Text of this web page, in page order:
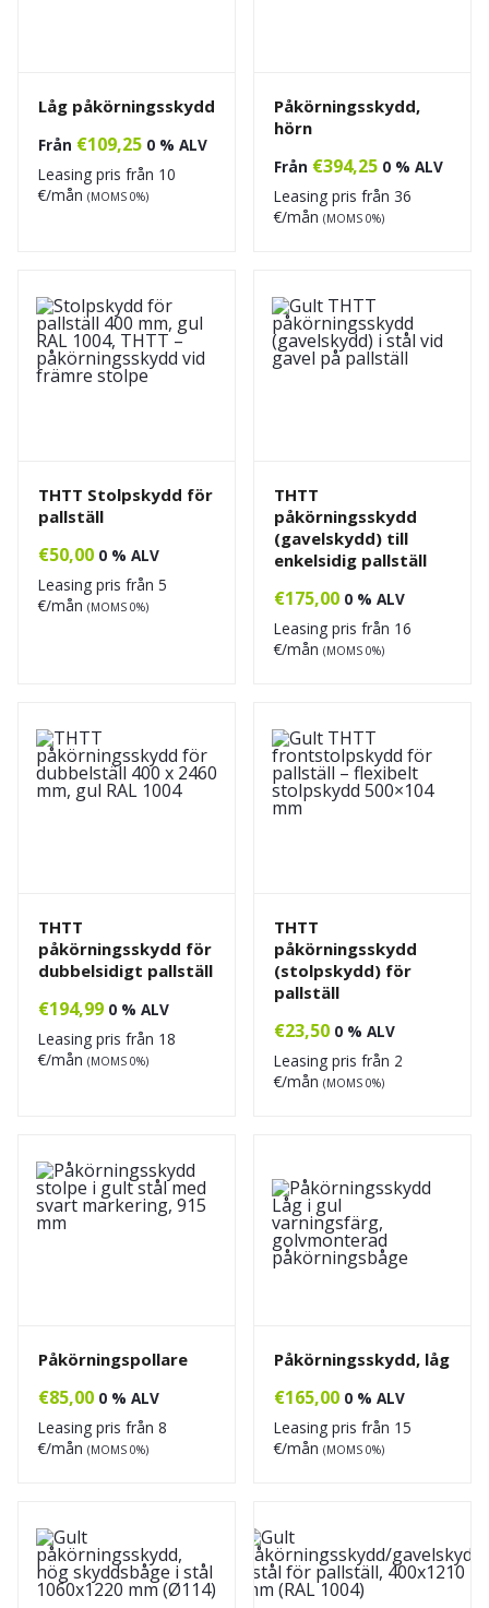
Låg påkörningsskydd
Från €109,25 0 % ALV
Leasing pris från 10
€/mån (MOMS 0%)
Påkörningsskydd,
hörn
Från €394,25 0 % ALV
Leasing pris från 36
€/mån (MOMS 0%)
THTT Stolpskydd för
pallställ
€50,00 0 % ALV
Leasing pris från 5
€/mån (MOMS 0%)
THTT
påkörningsskydd
(gavelskydd) till
enkelsidig pallställ
€175,00 0 % ALV
Leasing pris från 16
€/mån (MOMS 0%)
THTT
påkörningsskydd för
dubbelsidigt pallställ
€194,99 0 % ALV
Leasing pris från 18
€/mån (MOMS 0%)
THTT
påkörningsskydd
(stolpskydd) för
pallställ
€23,50 0 % ALV
Leasing pris från 2
€/mån (MOMS 0%)
Påkörningspollare
€85,00 0 % ALV
Leasing pris från 8
€/mån (MOMS 0%)
Påkörningsskydd, låg
€165,00 0 % ALV
Leasing pris från 15
€/mån (MOMS 0%)